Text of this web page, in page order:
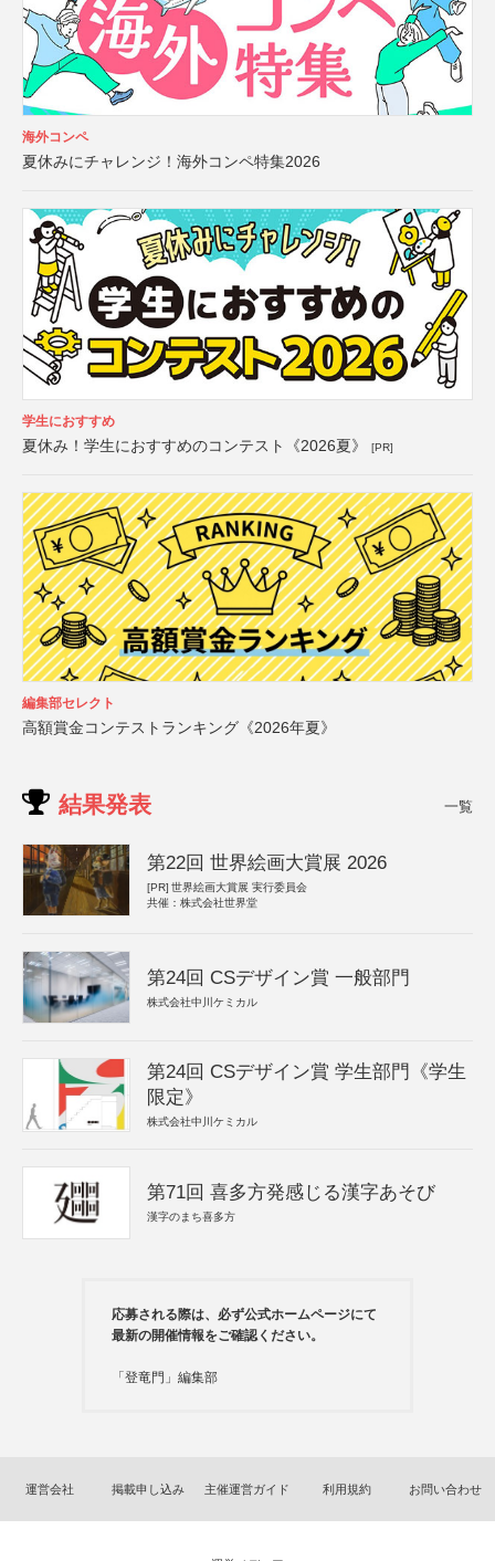
海外コンペ
夏休みにチャレンジ！海外コンペ特集2026
学生におすすめ
夏休み！学生におすすめのコンテスト《2026夏》 [PR]
編集部セレクト
高額賞金コンテストランキング《2026年夏》
結果発表 一覧
第22回 世界絵画大賞展 2026
[PR] 世界絵画大賞展 実行委員会
共催：株式会社世界堂
第24回 CSデザイン賞 一般部門
株式会社中川ケミカル
第24回 CSデザイン賞 学生部門《学生
限定》
株式会社中川ケミカル
第71回 喜多方発感じる漢字あそび
漢字のまち喜多方
応募される際は、必ず公式ホームページにて
最新の開催情報をご確認ください。
「登竜門」編集部
運営会社 掲載申し込み 主催運営ガイド 利用規約 お問い合わせ